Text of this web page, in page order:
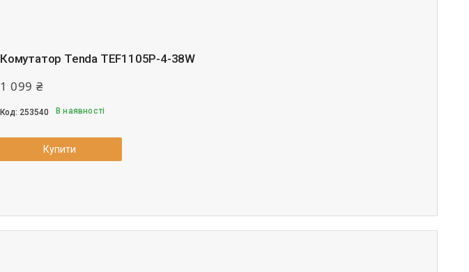
Комутатор Tenda TEF1105P-4-38W
1 099 ₴
253540 В наявності
Купити